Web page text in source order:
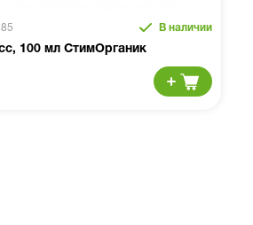
В наличии
100 мл СтимОрганик